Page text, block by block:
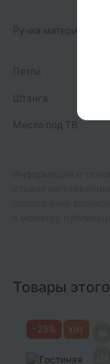
Ручка материал/
Петли
Штанга
Место под ТВ
Товары
25%